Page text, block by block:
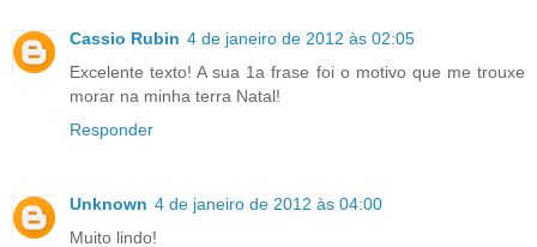
Cassio Rubin 4 de janeiro de 2012 às 02:05
Excelente texto! A sua 1a frase foi o motivo que me trouxe
morar na minha terra Natal!
Responder
Unknown 4 de janeiro de 2012 às 04:00
Muito lindo!